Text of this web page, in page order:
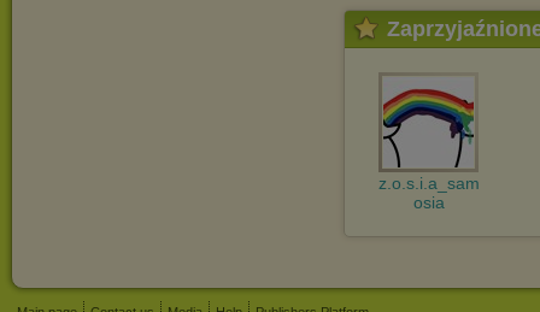
z.o.s.i.a_sam
osia